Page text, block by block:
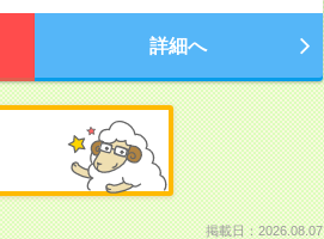
詳細へ
掲載日：2026.08.07